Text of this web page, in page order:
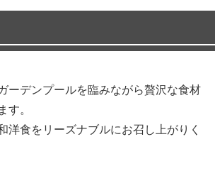
ーデンプールを臨みながら贅沢な食材
。
洋食をリーズナブルにお召し上がりく